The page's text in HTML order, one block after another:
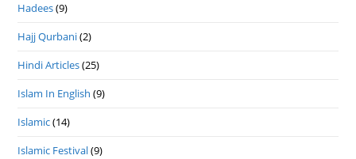
Hadees(9)
Hajj Qurbani(2)
Hindi Articles(25)
Islam In English (9)
Islamic(14)
Islamic Festival(9)